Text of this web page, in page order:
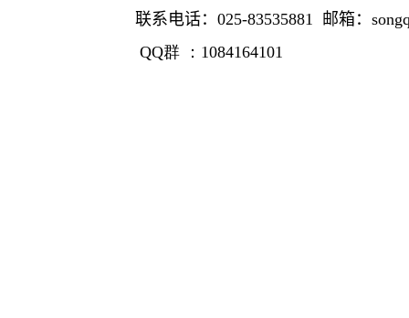
联系电话： 025-83535881 邮箱 ：
QQ群 ： 1084164101